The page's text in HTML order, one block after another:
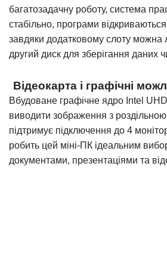
багатозадачну роботу, система
стабільно, програми
завдяки додатковому слоту можна
другий диск для зберігання даних
Відеокарта і графічні
Вбудоване графічне ядро Intel
виводити зображення з
підтримує підключення до 4
робить цей міні-ПК ідеальним
документами, презентаціями та